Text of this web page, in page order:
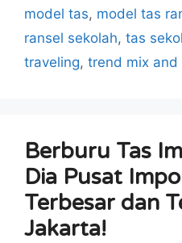
model tas, model tas
ransel sekolah, tas
traveling, trend mix and
Berburu Tas
Dia Pusat
Terbesar dan
Jakarta!